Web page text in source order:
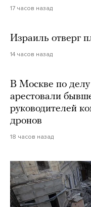
17 часов назад
Израиль отверг
14 часов назад
В Москве по
арестовали
руководителей
дронов
18 часов назад